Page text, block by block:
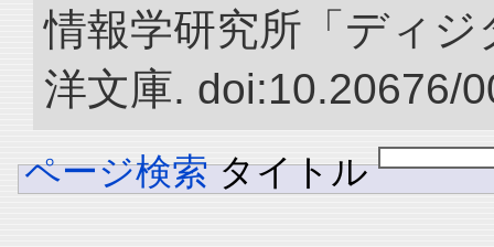
情報学研究所「ディ
洋文庫. doi:10.20676/
ページ検索 タイトル